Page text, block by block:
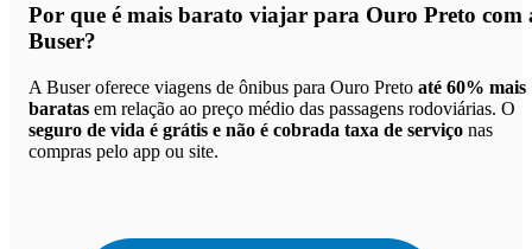
Por que é mais barato viajar para Ouro Preto com
Buser?
A Buser oferece viagens de ônibus para Ouro Preto até 60% mais
baratas em relação ao preço médio das passagens rodoviárias. O
seguro de vida é grátis e não é cobrada taxa de serviço nas
compras pelo app ou site.